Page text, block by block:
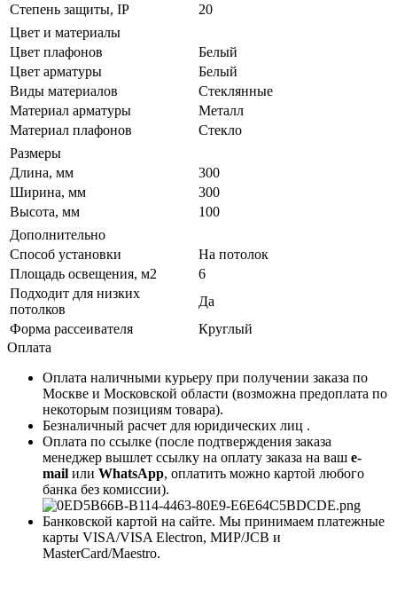
Степень защиты, IP
20
Цвет и материалы
Цвет плафонов
Белый
Цвет арматуры
Белый
Виды материалов
Стеклянные
Материал арматуры
Металл
Материал плафонов
Стекло
Размеры
Длина, мм
300
Ширина, мм
300
Высота, мм
100
Дополнительно
Способ установки
На потолок
Площадь освещения, м2
6
Подходит для низких
потолков
Да
Форма рассеивателя
Круглый
Оплата
Оплата наличными курьеру при получении заказа по
Москве и Московской области (возможна предоплата по
некоторым позициям товара).
Безналичный расчет для юридических лиц .
Оплата по ссылке (после подтверждения заказа
менеджер вышлет ссылку на оплату заказа на ваш e-
mail или WhatsApp, оплатить можно картой любого
банка без комиссии).
Банковской картой на сайте. Мы принимаем платежные
карты VISA/VISA Electron, МИР/JCB и
MasterCard/Maestro.